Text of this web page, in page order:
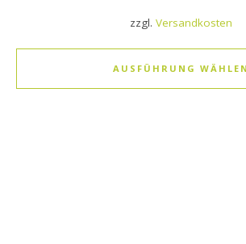
zzgl. Versandkosten
AUSFÜHRUNG WÄHLEN